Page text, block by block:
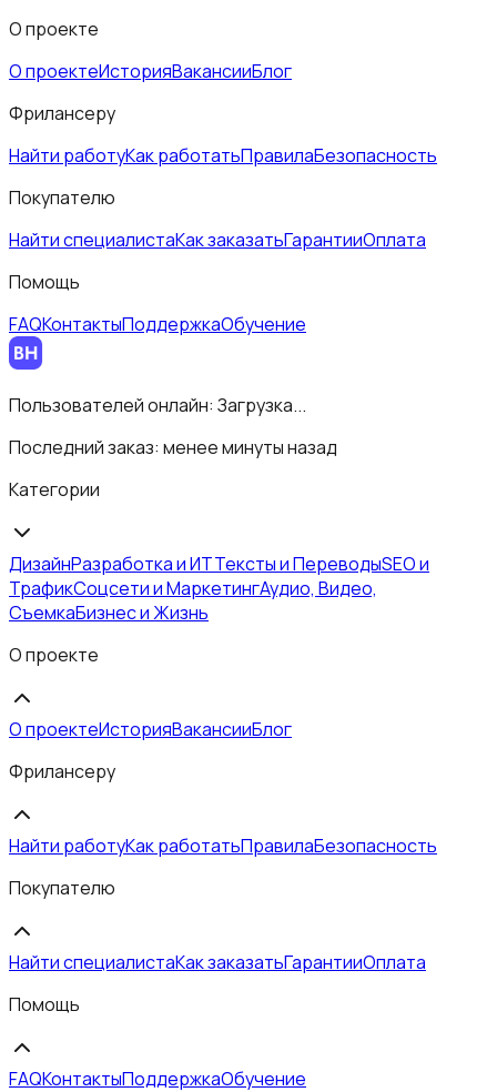
О проекте
О проектеИсторияВакансииБлог
Фрилансеру
Найти работуКак работатьПравилаБезопасность
Покупателю
Найти специалистаКак заказатьГарантииОплата
Помощь
FAQКонтактыПоддержкаОбучение
Пользователей онлайн: Загрузка...
Последний заказ: менее минуты назад
Категории
ДизайнРазработка и ИТТексты и ПереводыSEO и
ТрафикСоцсети и МаркетингАудио, Видео,
СъемкаБизнес и Жизнь
О проекте
О проектеИсторияВакансииБлог
Фрилансеру
Найти работуКак работатьПравилаБезопасность
Покупателю
Найти специалистаКак заказатьГарантииОплата
Помощь
FAQКонтактыПоддержкаОбучение